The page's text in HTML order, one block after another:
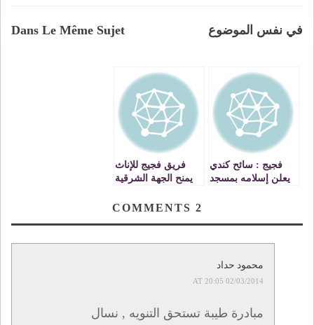
Dans Le Même Sujet في نفس الموضوع
فجيج : سائح كندي
يعلن إسلامه بمسجد
فريق فجيج للإناث
يمنح الجهة الشرقية
الألعاب المدرسية.
2
محمود حداد
02/03/2014 AT 20:05
مبادرة طيبة تستحق التنويه , نسال